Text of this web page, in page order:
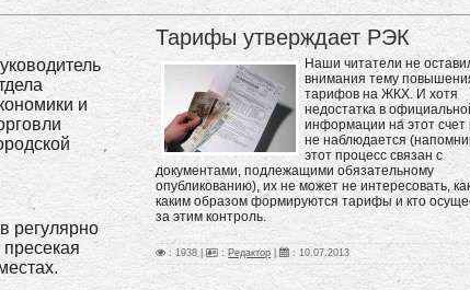
и
регулярно
Тарифы утверждает РЭК
Наши читатели не
внимания тему
тарифов на ЖКХ. И хотя
недостатка в
информации на этот
не наблюдается
этот процесс связан с
документами, подлежащими обязательному
опубликованию), их не может не интересовать,
каким образом формируются тарифы и кто
за этим контроль.
: 1938 | : Редактор | :10.07.2013